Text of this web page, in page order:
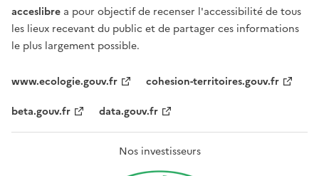
acceslibre a pour objectif de recenser l'accessibilité de tous
les lieux recevant du public et de partager ces informations
le plus largement possible.
www.ecologie.gouv.fr
cohesion-territoires.gouv.fr
beta.gouv.fr
data.gouv.fr
Nos investisseurs